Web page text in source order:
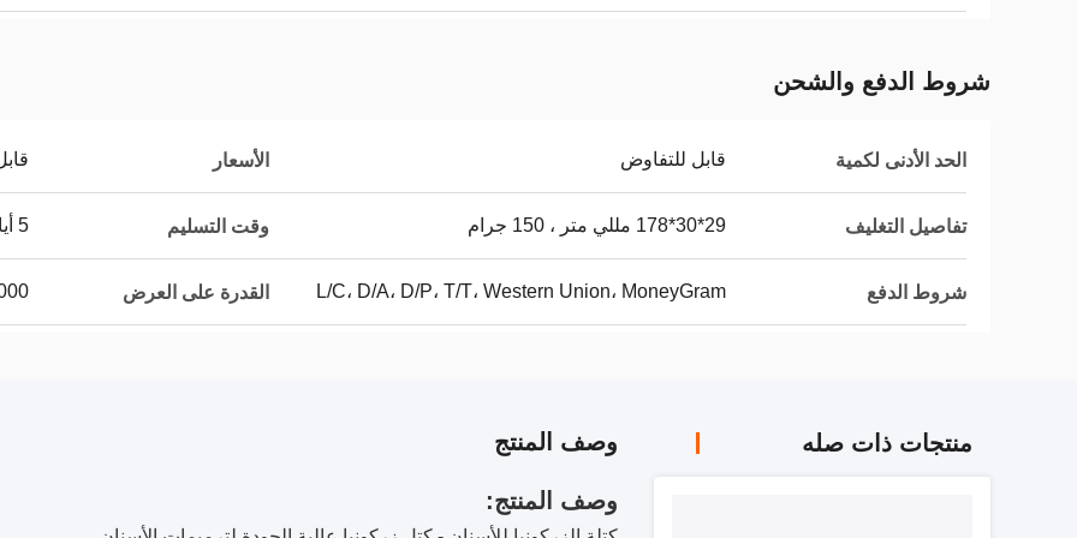
شروط الدفع والشحن
الحد الأدنى لكمية قابل للتفاوض الأسعار
تفاصيل التغليف 29*30*178 مللي متر ، 150 جرام وقت التسليم 5 أيام
شروط الدفع L/C، D/A، D/P، T/T، Western Union، MoneyGram القدرة على العرض
منتجات ذات صله وصف المنتج
وصف المنتج: